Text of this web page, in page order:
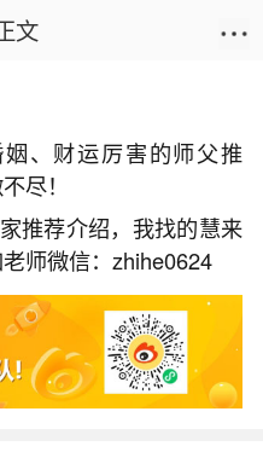
来历
20 9 赞
文
、财运厉害的师父推
尽！
推荐介绍，我找的慧来
师微信：zhihe0624